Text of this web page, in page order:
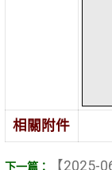
相關附件
【2025-